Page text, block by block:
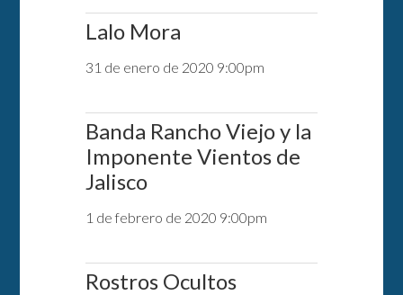
Lalo Mora
31 de enero de 2020 9:00pm
Banda Rancho Viejo y la
Imponente Vientos de
Jalisco
1 de febrero de 2020 9:00pm
Rostros Ocultos